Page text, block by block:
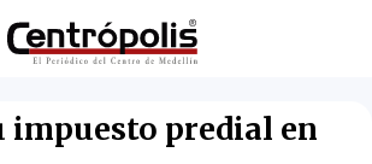
impuesto predial en